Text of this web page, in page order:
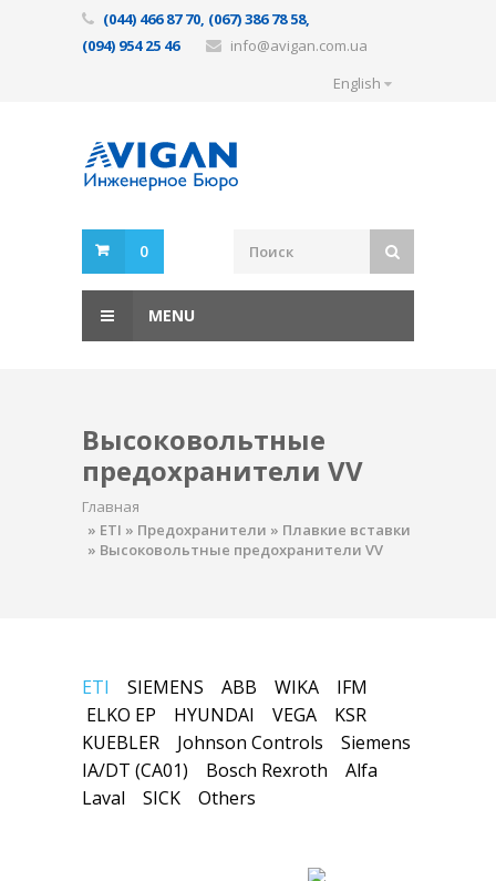
(044) 466 87 70, (067) 386 78 58,
(094) 954 25 46
info@avigan.com.ua
English
0
MENU
Высоковольтные
предохранители VV
Главная
» ETI » Предохранители » Плавкие вставки
» Высоковольтные предохранители VV
ETI SIEMENS ABB WIKA
IFM
ELKO EP
HYUNDAI VEGA
KSR
KUEBLER
Johnson Controls
Siemens
IA/DT (CA01)
Bosch Rexroth
Alfa
Laval
SICK Others